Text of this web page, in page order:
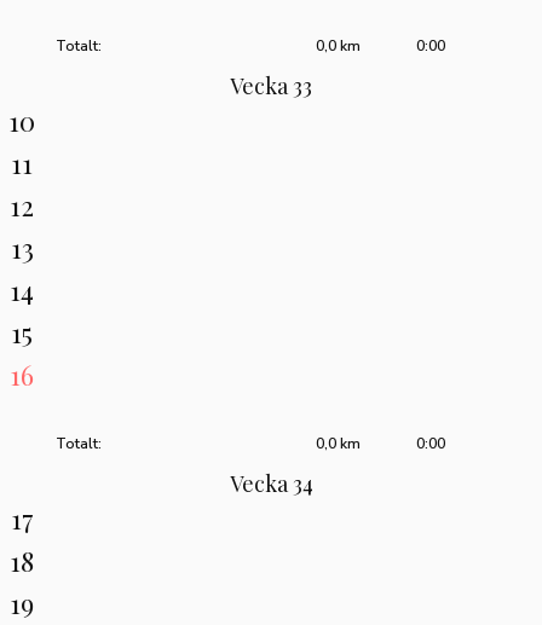
Totalt: 0:00
0,0 km
Vecka 33
10
11
12
13
14
15
16
Totalt: 0:00
0,0 km
Vecka 34
17
18
19